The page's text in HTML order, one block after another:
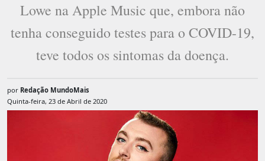
Lowe na Apple Music que, embora não
tenha conseguido testes para o COVID-19,
teve todos os sintomas da doença.
por Redação MundoMais
Quinta-feira, 23 de Abril de 2020